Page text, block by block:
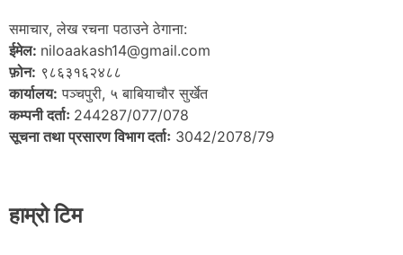
समाचार, लेख रचना पठाउने ठेगाना:
ईमेल: niloaakash14@gmail.com
फ़ोन: ९८६३१६२४८८
कार्यालय: पञ्चपुरी, ५ बाबियाचौर सुर्खेत
कम्पनी दर्ताः 244287/077/078
सूचना तथा प्रसारण विभाग दर्ताः 3042/2078/79
हाम्रो टिम